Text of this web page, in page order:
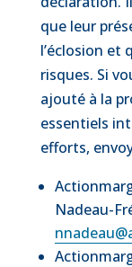
que leur
l’éclosion et
risques. Si
ajouté à la
essentiels
efforts,
Nadeau-